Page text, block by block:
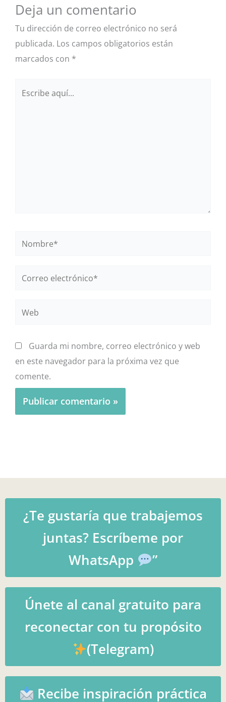
Deja un comentario
Tu dirección de correo electrónico no será
publicada. Los campos obligatorios están
marcados con *
Nombre*
Correo
Guarda mi nombre, correo electrónico y web
en este navegador para la próxima vez que
comente.
¿Te gustaría que trabajemos
juntas? Escríbeme por
WhatsApp
”
Únete al canal gratuito para
reconectar con tu propósito
(Telegram)
Recibe inspiración práctica